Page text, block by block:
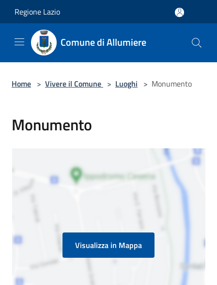
Regione Lazio
Comune di Allumiere
Home > Vivere il Comune > Luoghi > Monumento
Monumento
Visualizza in Mappa